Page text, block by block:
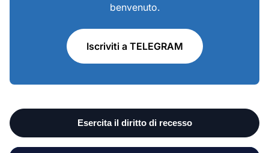
benvenuto.
Iscriviti a TELEGRAM